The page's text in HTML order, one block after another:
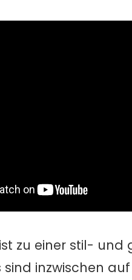
zu einer stil-
sind inzwischen